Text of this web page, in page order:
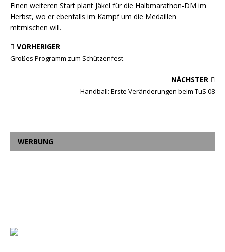
Einen weiteren Start plant Jäkel für die Halbmarathon-DM im
Herbst, wo er ebenfalls im Kampf um die Medaillen
mitmischen will.
VORHERIGER
Großes Programm zum Schützenfest
NÄCHSTER
Handball: Erste Veränderungen beim TuS 08
WERBUNG